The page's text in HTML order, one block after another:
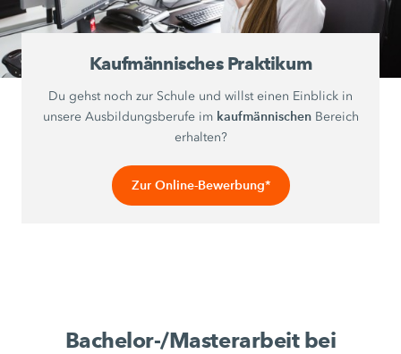
Kaufmännisches Praktikum
Du gehst noch zur Schule und willst einen Einblick in
unsere Ausbildungsberufe im kaufmännischenBereich
erhalten?
Zur Online-Bewerbung*
Bachelor-/Masterarbeit bei